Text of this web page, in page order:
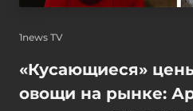
1news TV
«Кусающиеся»
овощи на рынке: